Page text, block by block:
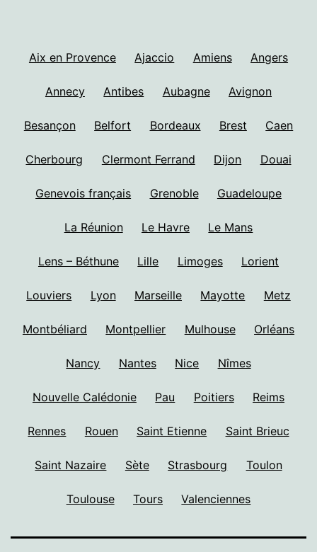
Aix en Provence Ajaccio Amiens Angers
Annecy Antibes Aubagne Avignon
Besançon Belfort Bordeaux Brest Caen
Cherbourg Clermont Ferrand Dijon Douai
Genevois français Grenoble Guadeloupe
La Réunion Le Havre Le Mans
Lens – Béthune Lille Limoges Lorient
Louviers Lyon Marseille Mayotte Metz
Montbéliard Montpellier Mulhouse Orléans
Nancy Nantes Nice Nîmes
Nouvelle Calédonie Pau Poitiers Reims
Rennes Rouen Saint Etienne Saint Brieuc
Saint Nazaire Sète Strasbourg Toulon
Toulouse Tours Valenciennes